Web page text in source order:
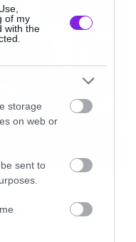
of my
with the
storage
on web or
sent to
είναι και πάλι
τη διετία, ο
έτοιμο το
χρόνια, όμως
ήταν
Τόνισε πάντως ότι
πέμπτη φάση του
μεγάλο